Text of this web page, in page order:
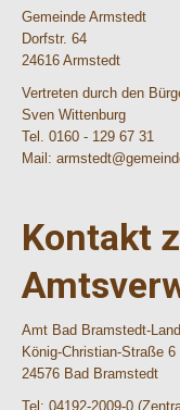
Gemeinde Armstedt
Dorfstr. 64
24616 Armstedt
Vertreten durch den
Sven Wittenburg
Tel. 0160 - 129 67 31
Mail:
Kontakt
Amt Bad Bramstedt-Land
König-Christian-Straße 6
24576 Bad Bramstedt
Tel: 04192-2009-0